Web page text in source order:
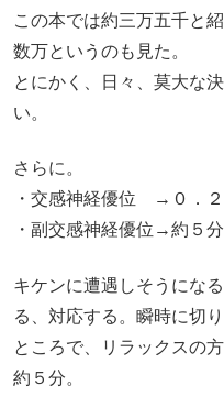
この本では約三万五千と
数万というのも見た。
とにかく、日々、莫大な
い。
さらに。
・交感神経優位 →０．
・副交感神経優位→約５分
キケンに遭遇しそうにな
る、対応する。瞬時に切り
ところで、リラックスの
約５分。